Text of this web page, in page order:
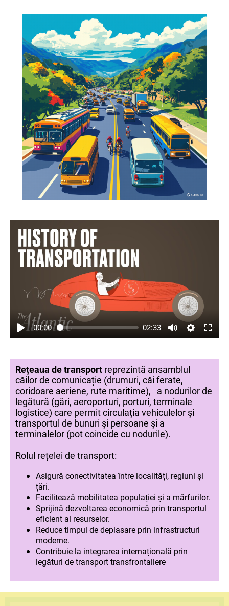
00:00 02:33
Rețeaua de transport reprezintă ansamblul
căilor de comunicație (drumuri, căi ferate,
coridoare aeriene, rute maritime), a nodurilor de
legătură (gări, aeroporturi, porturi, terminale
logistice) care permit circulația vehiculelor și
transportul de bunuri și persoane și a
terminalelor (pot coincide cu nodurile).
Rolul rețelei de transport:
Asigură conectivitatea între localități, regiuni și
țări.
Facilitează mobilitatea populației și a mărfurilor.
Sprijină dezvoltarea economică prin transportul
eficient al resurselor.
Reduce timpul de deplasare prin infrastructuri
moderne.
Contribuie la integrarea internațională prin
legături de transport transfrontaliere